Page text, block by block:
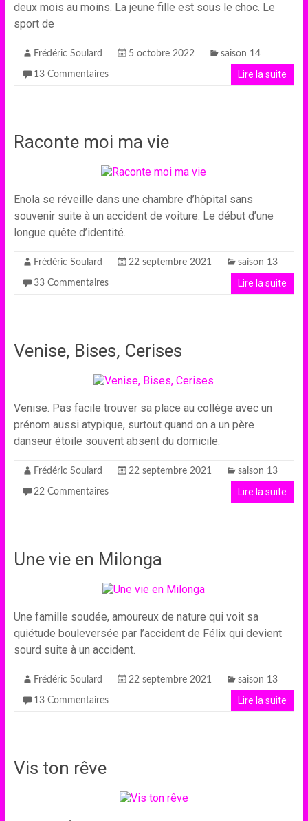
deux mois au moins. La jeune fille est sous le choc. Le
sport de
Frédéric Soulard 5 octobre 2022 saison 14
13 Commentaires Lire la suite
Raconte moi ma vie
Enola se réveille dans une chambre d’hôpital sans
souvenir suite à un accident de voiture. Le début d’une
longue quête d’identité.
Frédéric Soulard 22 septembre 2021 saison 13
33 Commentaires Lire la suite
Venise, Bises, Cerises
Venise. Pas facile trouver sa place au collège avec un
prénom aussi atypique, surtout quand on a un père
danseur étoile souvent absent du domicile.
Frédéric Soulard 22 septembre 2021 saison 13
22 Commentaires Lire la suite
Une vie en Milonga
Une famille soudée, amoureux de nature qui voit sa
quiétude bouleversée par l’accident de Félix qui devient
sourd suite à un accident.
Frédéric Soulard 22 septembre 2021 saison 13
13 Commentaires Lire la suite
Vis ton rêve